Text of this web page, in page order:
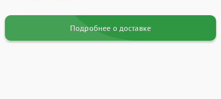
Подробнее о доставке